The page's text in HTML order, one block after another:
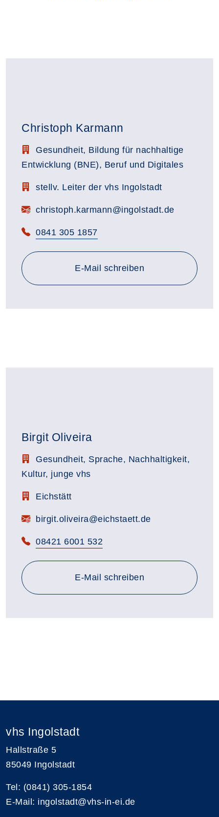
Christoph Karmann
Stellenbezeichnung:
Gesundheit, Bildung für nachhaltige
Entwicklung (BNE), Beruf und Digitales
Zimmerbezeichnung:
stellv. Leiter der vhs Ingolstadt
E-Mail:christoph.karmann@ingolstadt.de
Telefon:
0841 305 1857
E-Mail schreiben
Birgit Oliveira
Stellenbezeichnung:
Gesundheit, Sprache, Nachhaltigkeit,
Kultur, junge vhs
Zimmerbezeichnung:
Eichstätt
E-Mail:birgit.oliveira@eichstaett.de
Telefon:
08421 6001 532
E-Mail schreiben
vhs Ingolstadt
Hallstraße 5
85049 Ingolstadt
Tel: (0841) 305-1854
E-Mail: ingolstadt@vhs-in-ei.de